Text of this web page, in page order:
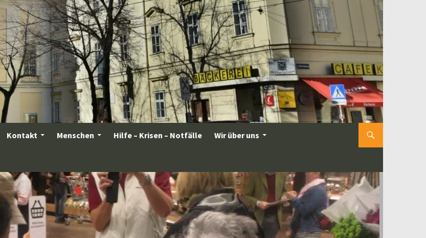
Kontakt Menschen Hilfe – Krisen – Notfälle Wir über uns